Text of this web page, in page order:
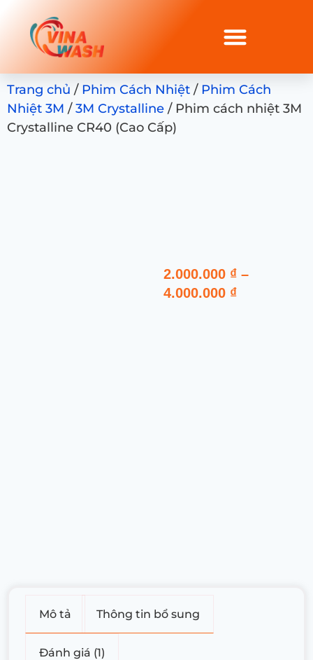
Trang chủ / Phim Cách Nhiệt / Phim Cách
Nhiệt 3M /3M Crystalline / Phim cách nhiệt 3M
Crystalline CR40 (Cao Cấp)
2.000.000 ₫ –
4.000.000 ₫
Mô tả Thông tin bổ sung
Đánh giá (1)